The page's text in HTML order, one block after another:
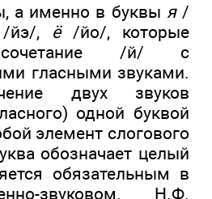
а именно в буквы я/
, ё/йо/, которые
сочетание /й/ с
гласными звуками.
двух звуков
одной буквой
элемент слогового
обозначает целый
обязательным в
звуковом. Н.Ф.